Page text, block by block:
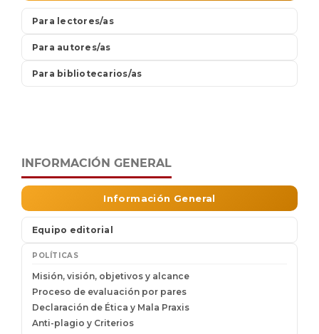
INFORMACIÓN GENERAL